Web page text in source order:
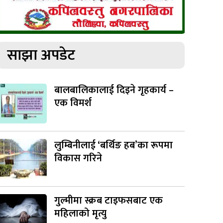
साझा अपडेट
बालबालिकालाई दिइने गृहकार्य –
एक विमर्श
लुम्बिनीलाई ‘बर्थिङ हब’का रूपमा
विकास गरिने
गुल्मीमा स्क्रब टाइफसबाट एक
महिलाको मृत्यु